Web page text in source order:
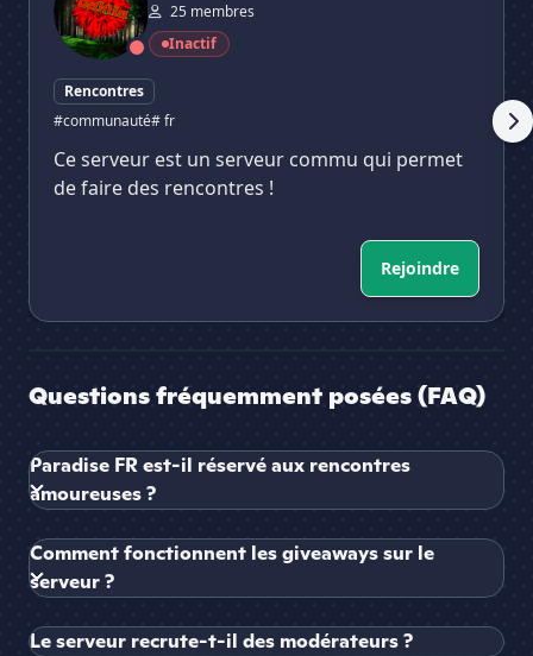
25 membres
Inactif
Rencontres
#communauté# fr
Ce serveur est un serveur commu qui permet
de faire des rencontres !
Rejoindre
Questions fréquemment posées (FAQ)
Paradise FR est-il réservé aux rencontres
amoureuses ?
Comment fonctionnent les giveaways sur le
serveur ?
Le serveur recrute-t-il des modérateurs ?